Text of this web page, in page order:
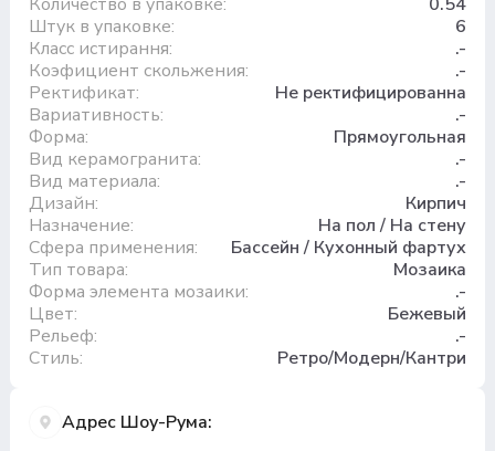
Штук в упаковке:
6
Класс истирання:
.-
Коэфициент скольжения:
.-
Ректификат:
Не ректифицированна
Вариативность:
.-
Форма:
Прямоугольная
Вид керамогранита:
.-
Вид материала:
.-
Дизайн:
Кирпич
Назначение:
На пол / На стену
Сфера применения:
Бассейн / Кухонный фартух
Тип товара:
Мозаика
Форма элемента мозаики:
.-
Цвет:
Бежевый
Рельеф:
.-
Стиль:
Ретро/Модерн/Кантри
Адрес Шоу-Рума: